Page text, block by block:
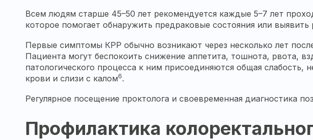
Всем людям старше 45–50 лет рекомендуется каждые 5–7 лет
которое помогает обнаружить предраковые состояния или
Первые симптомы КРР обычно возникают через несколько лет
Пациента могут беспокоить снижение аппетита, тошнота, рвота,
патологического процесса к ним присоединяются общая
крови и слизи с калом6.
Регулярное посещение проктолога и своевременная диагностика
Профилактика